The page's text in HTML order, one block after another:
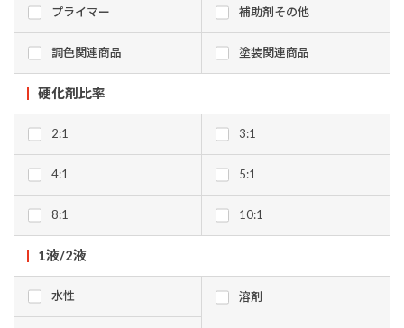
プライマー 補助剤その他
調色関連商品 塗装関連商品
硬化剤比率
2:1 3:1
4:1 5:1
8:1 10:1
1液/2液
水性 溶剤